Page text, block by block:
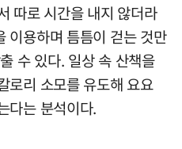
따로 시간을 내지 않더라
이용하며 틈틈이 걷는 것만
수 있다. 일상 속 산책을
로리 소모를 유도해 요요
다는 분석이다.